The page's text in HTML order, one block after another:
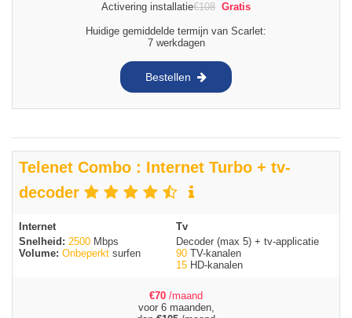
Activering installatie€108 Gratis
Huidige gemiddelde termijn van Scarlet:
7 werkdagen
Bestellen
Telenet Combo : Internet Turbo + tv-
decoder
Internet
Snelheid: 2500 Mbps
Volume: Onbeperkt surfen
Tv
Decoder (max 5) + tv-applicatie
90 TV-kanalen
15 HD-kanalen
€70 /maand
voor 6 maanden,